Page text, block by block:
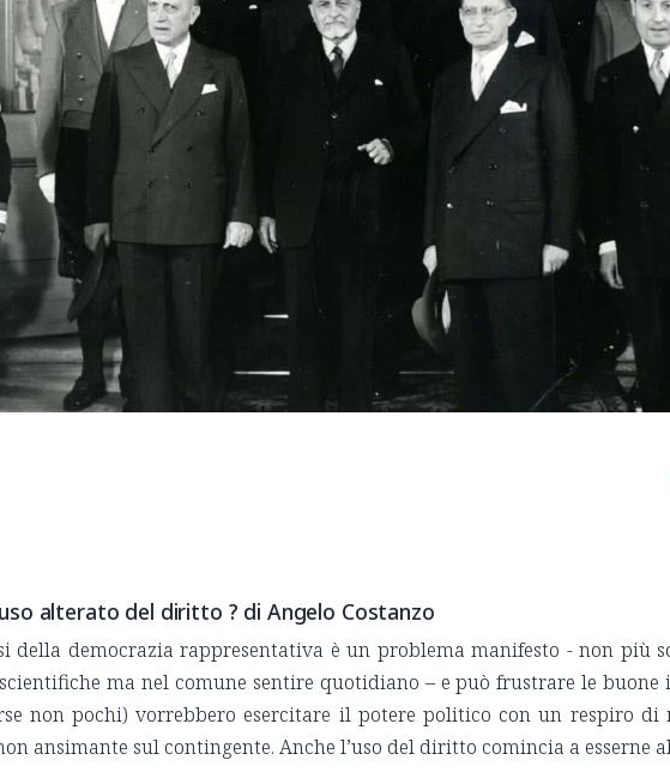
alterato del diritto ? di Angelo Costanzo
della democrazia rappresentativa è un problema manifesto - non più
ma nel comune sentire quotidiano – e può frustrare le
non pochi) vorrebbero esercitare il potere politico con un respiro di
ansimante sul contingente. Anche l’uso del diritto comincia a esserne